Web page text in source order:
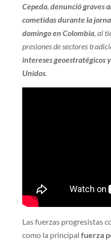
Cepeda, denunció graves
cometidas durante la
domingo en Colombia, al
presiones de sectores
intereses geoestratégicos
Unidos.
Las fuerzas progresistas
como la principal fuerza